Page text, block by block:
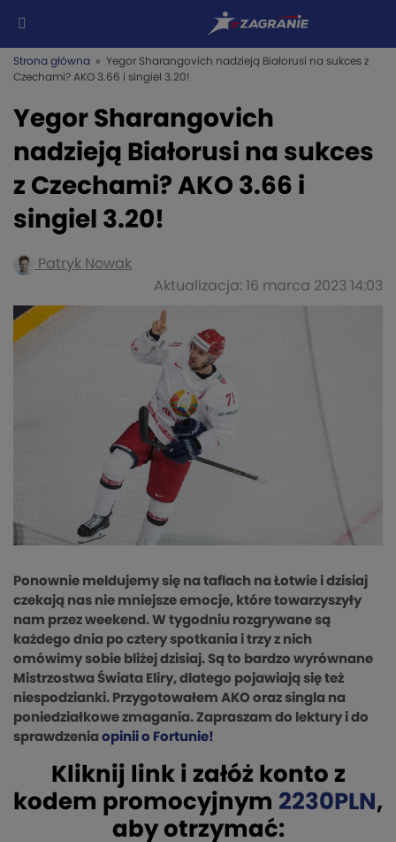
Strona główna » Yegor Sharangovich nadzieją Białorusi na sukces z
Czechami? AKO 3.66 i singiel 3.20!
Yegor Sharangovich
nadzieją Białorusi na sukces
z Czechami? AKO 3.66 i
singiel 3.20!
Patryk Nowak
Aktualizacja: 16 marca 2023 14:03
Ponownie meldujemy się na taflach na Łotwie i dzisiaj
czekają nas nie mniejsze emocje, które towarzyszyły
nam przez weekend. W tygodniu rozgrywane są
każdego dnia po cztery spotkania i trzy z nich
omówimy sobie bliżej dzisiaj. Są to bardzo wyrównane
Mistrzostwa Świata Eliry, dlatego pojawiają się też
niespodzianki. Przygotowałem AKO oraz singla na
poniedziałkowe zmagania. Zapraszam do lektury i do
sprawdzenia opinii o Fortunie!
Kliknij link i załóż konto z
kodem promocyjnym 2230PLN ,
aby otrzymać: